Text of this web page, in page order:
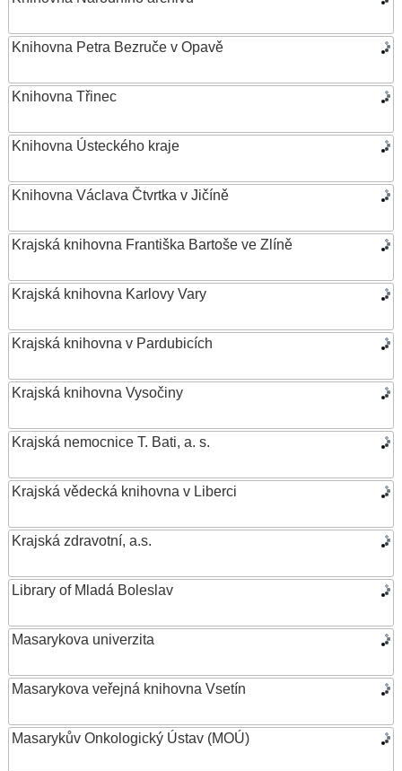
Knihovna Petra Bezruče v Opavě
Knihovna Třinec
Knihovna Ústeckého kraje
Knihovna Václava Čtvrtka v Jičíně
Krajská knihovna Františka Bartoše ve Zlíně
Krajská knihovna Karlovy Vary
Krajská knihovna v Pardubicích
Krajská knihovna Vysočiny
Krajská nemocnice T. Bati, a. s.
Krajská vědecká knihovna v Liberci
Krajská zdravotní, a.s.
Library of Mladá Boleslav
Masarykova univerzita
Masarykova veřejná knihovna Vsetín
Masarykův Onkologický Ústav (MOÚ)